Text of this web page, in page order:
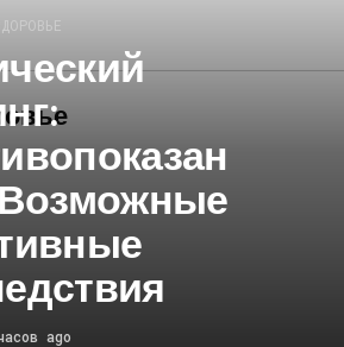
ago